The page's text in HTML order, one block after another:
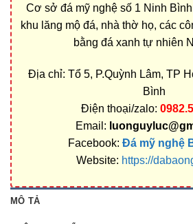
Cơ sở đá mỹ nghệ số 1 Ninh
khu lăng mộ đá, nhà thờ họ, các
bằng đá xanh tự nhiên
Địa chỉ: Tổ 5, P.Quỳnh Lâm, TP
Bình
Điện thoại/zalo:
Email:
Facebook: Đá mỹ nghệ
Website: https://
MÔ TẢ